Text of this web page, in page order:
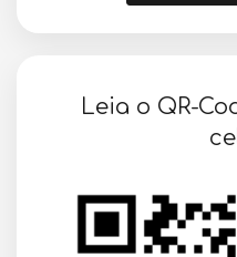
Leia o QR-